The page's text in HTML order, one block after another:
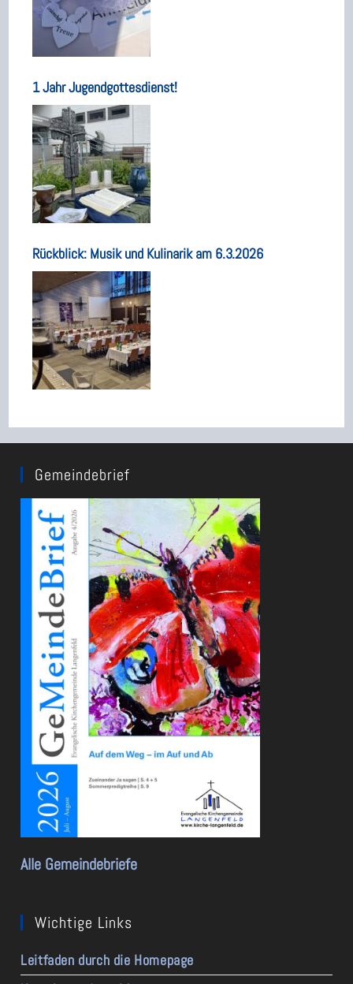
1 Jahr Jugendgottesdienst!
Rückblick: Musik und Kulinarik am 6.3.2026
Gemeindebrief
Alle Gemeindebriefe
Wichtige Links
Leitfaden durch die Homepage